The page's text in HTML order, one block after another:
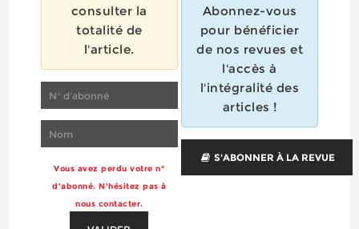
consulter la
totalité de
l'article.
Vous avez perdu votre n°
d'abonné. N'hésitez pas à
nous contacter.
Abonnez-vous
pour bénéficier
de nos revues et
l'accès à
l'intégralité des
articles !
S'ABONNER À LA REVUE